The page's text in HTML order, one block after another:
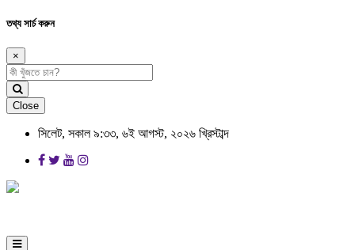
তথ্য সার্চ করুন
×
Close
সিলেট, সকাল ৯:৩৩, ৬ই আগস্ট, ২০২৬ খ্রিস্টাব্দ